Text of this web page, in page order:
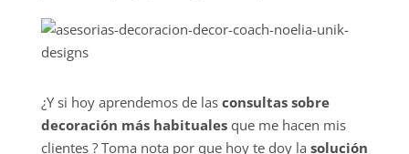
¿Y si hoy aprendemos de las consultas sobre
decoración más habitualesque me hacen mis
clientes ? Toma nota por que hoy te doy la solución